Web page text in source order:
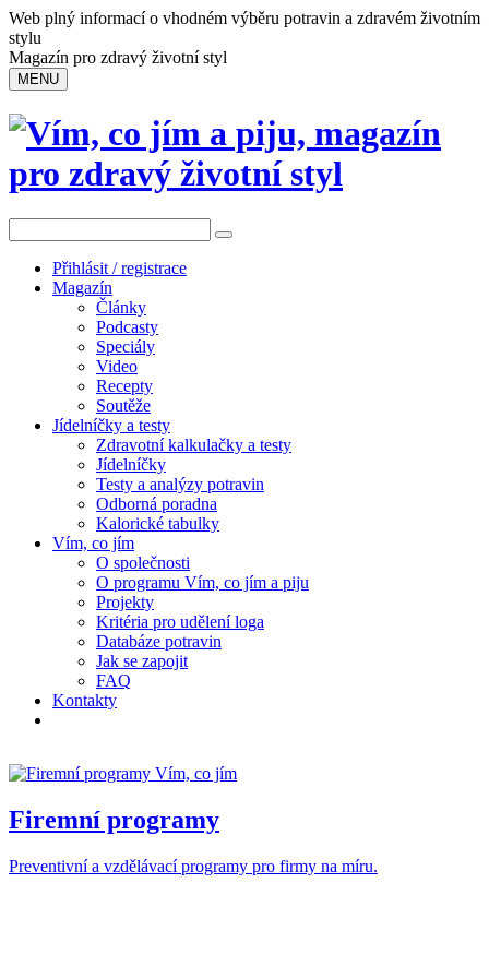
Web plný informací o vhodném výběru potravin a zdravém životním
stylu
Magazín pro zdravý životní styl
MENU
Přihlásit / registrace
Magazín
Články
Podcasty
Speciály
Video
Recepty
Soutěže
Jídelníčky a testy
Zdravotní kalkulačky a testy
Jídelníčky
Testy a analýzy potravin
Odborná poradna
Kalorické tabulky
Vím, co jím
O společnosti
O programu Vím, co jím a piju
Projekty
Kritéria pro udělení loga
Databáze potravin
Jak se zapojit
FAQ
Kontakty
Firemní programy
Preventivní a vzdělávací programy pro firmy na míru.